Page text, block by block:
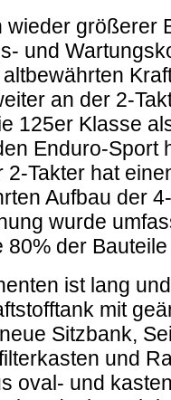
größerer
und
an der 2-
125er Klasse
Enduro-Sport
Takter hat
Aufbau der
wurde
der
ist lang
mit
Sitzbank,
und
oval- und